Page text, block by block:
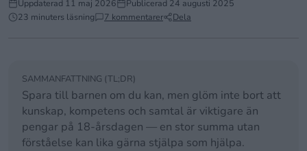
Uppdaterad 11 maj 2026 Publicerad 24 augusti 2025
23 minuters läsning
7 kommentarer Dela
SAMMANFATTNING (TL;DR)
Spara till barnen om du kan, men glöm inte bort att
kunskap, kompetens och samtal är viktigare än
pengar på 18-årsdagen — en stor summa utan
förståelse kan lika gärna stjälpa som hjälpa.